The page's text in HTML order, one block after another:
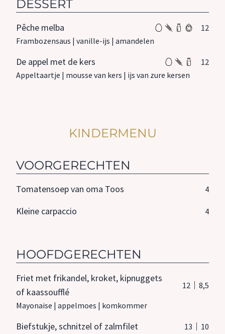
DESSERT
Pêche melba
12
Frambozensaus | vanille-ijs | amandelen
De appel met de kers
12
Appeltaartje | mousse van kers | ijs van zure kersen
KINDERMENU
VOORGERECHTEN
Tomatensoep van oma Toos 4
Kleine carpaccio 4
HOOFDGERECHTEN
Friet met frikandel, kroket, kipnuggets
of kaassoufflé
12
8,5
Mayonaise | appelmoes | komkommer
Biefstukje, schnitzel of zalmfilet 13
10